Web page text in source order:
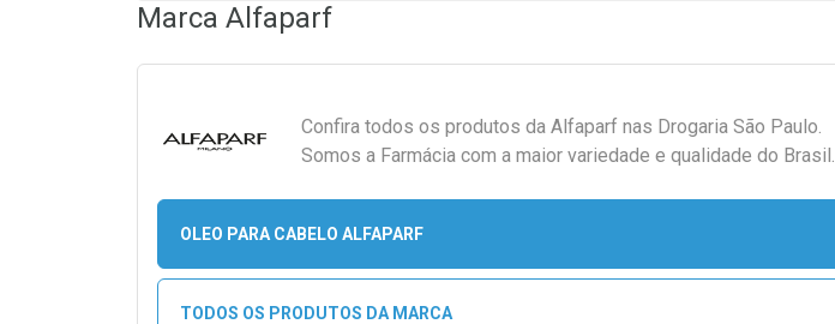
Marca Alfaparf
Confira todos os produtos da Alfaparf nas Drogaria São Paulo.
Somos a Farmácia com a maior variedade e qualidade do Brasil.
OLEO PARA CABELO ALFAPARF
TODOS OS PRODUTOS DA MARCA